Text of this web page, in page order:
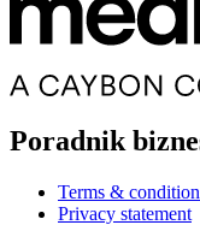
Poradnik
Terms &
Privacy statement